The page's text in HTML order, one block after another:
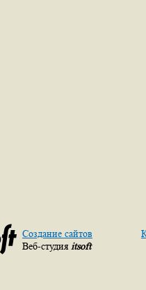
Создание сайтов
Веб-студия itsoft